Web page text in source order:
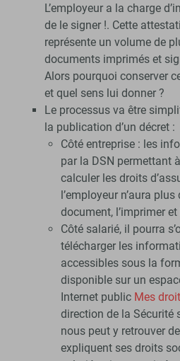
L’employeur a la charge
de le signer !. Cette
représente un volume de
documents imprimés et
Alors pourquoi conserver
et quel sens lui donner ?
Le processus va être
la publication d’un décret :
Côté entreprise : les
par la DSN permettant
calculer les droits
l’employeur n’aura plus
document, l’imprimer
Côté salarié, il pourra
télécharger les
accessibles sous la
disponible sur un
Internet public Mes
direction de la Sécurité
nous peut y retrouver
expliquent ses droits